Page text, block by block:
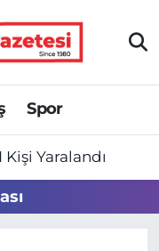
Spor
Kişi Yaralandı